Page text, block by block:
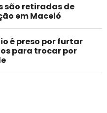
são retiradas de
em Maceió
é preso por furtar
para trocar por